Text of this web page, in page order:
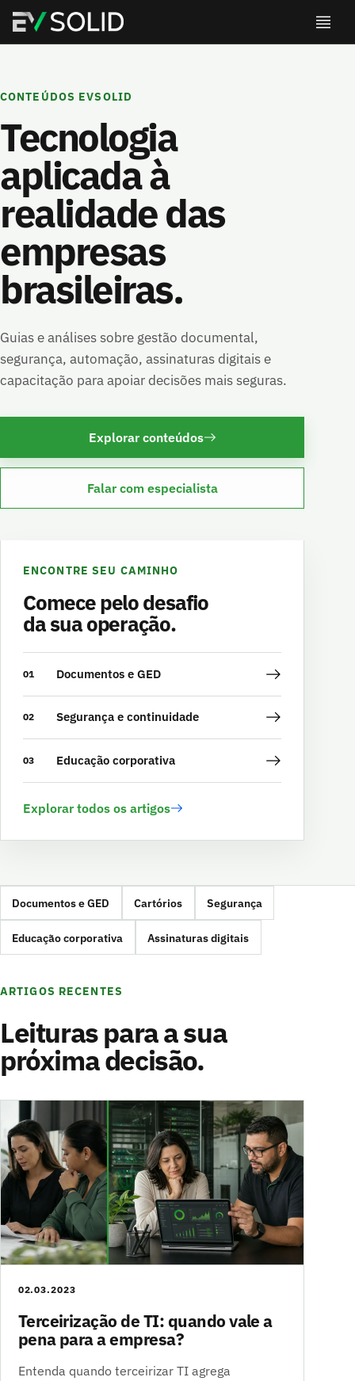
CONTEÚDOS EVSOLID
Tecnologia
aplicada à
realidade das
empresas
brasileiras.
Guias e análises sobre gestão documental,
segurança, automação, assinaturas digitais e
capacitação para apoiar decisões mais seguras.
Explorar conteúdos
Falar com especialista
ENCONTRE SEU CAMINHO
Comece pelo desafio
da sua operação.
01 Documentos e GED
02 Segurança e continuidade
03 Educação corporativa
Explorar todos os artigos
Documentos e GED Cartórios Segurança
Educação corporativa Assinaturas digitais
ARTIGOS RECENTES
Leituras para a sua
próxima decisão.
02.03.2023
Terceirização de TI: quando vale a
pena para a empresa?
Entenda quando terceirizar TI agrega